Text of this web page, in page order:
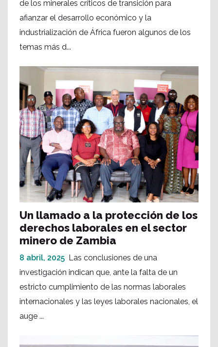
de los minerales críticos de transición para
afianzar el desarrollo económico y la
industrialización de África fueron algunos de los
temas más d...
Un llamado a la protección de los
derechos laborales en el sector
minero de Zambia
8 abril, 2025 Las conclusiones de una
investigación indican que, ante la falta de un
estricto cumplimiento de las normas laborales
internacionales y las leyes laborales nacionales, el
auge ...